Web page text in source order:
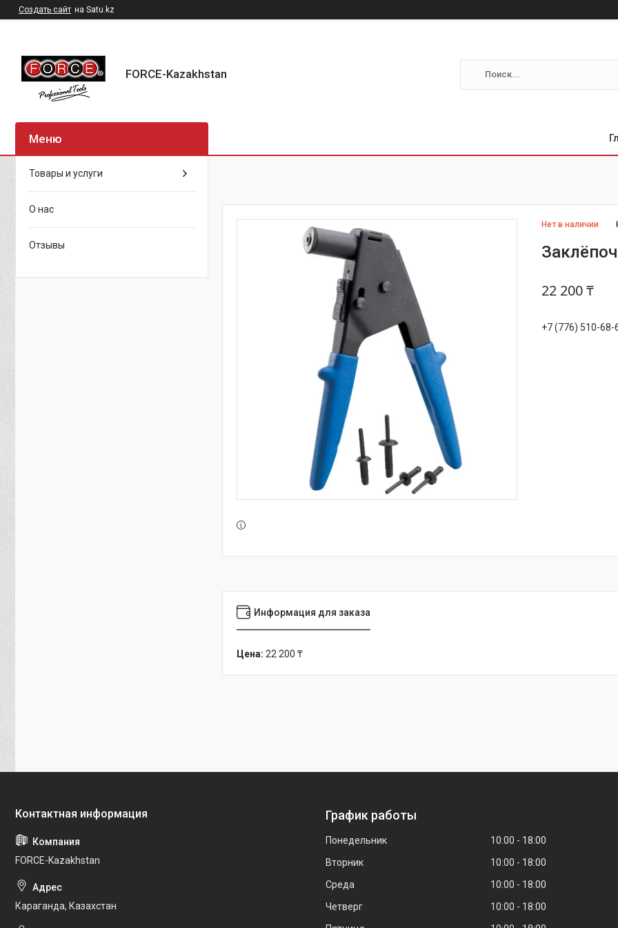
Создать сайт на Satu.kz
FORCE-Kazakhstan
Нет в наличии
22 200 ₸
+7 (776) 510-68-
Информация для заказа
Цена: 22 200 ₸
Товары и услуги
О нас
Отзывы
FORCE-Kazakhstan
Караганда, Казахстан
График работы
Понедельник 10:00
18:00
Вторник
10:00
18:00
Среда
10:00
18:00
Четверг
10:00
18:00